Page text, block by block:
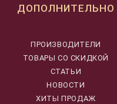
ДОПОЛНИТЕЛЬНО
ПРОИЗВОДИТЕЛИ
ТОВАРЫ СО СКИДКОЙ
СТАТЬИ
НОВОСТИ
ХИТЫ ПРОДАЖ